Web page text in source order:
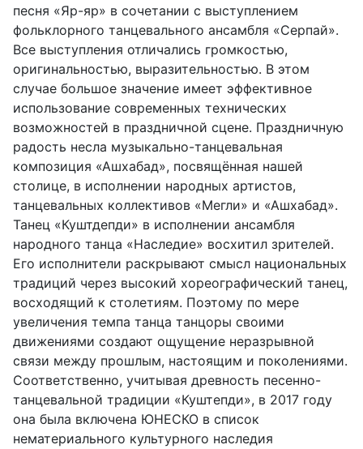
песня «Яр-яр» в сочетании с выступлением
фольклорного танцевального ансамбля «Серпай».
Все выступления отличались громкостью,
оригинальностью, выразительностью. В этом
случае большое значение имеет эффективное
использование современных технических
возможностей в праздничной сцене. Праздничную
радость несла музыкально-танцевальная
композиция «Ашхабад», посвящённая нашей
столице, в исполнении народных артистов,
танцевальных коллективов «Мегли» и «Ашхабад».
Танец «Куштдепди» в исполнении ансамбля
народного танца «Наследие» восхитил зрителей.
Его исполнители раскрывают смысл национальных
традиций через высокий хореографический танец,
восходящий к столетиям. Поэтому по мере
увеличения темпа танца танцоры своими
движениями создают ощущение неразрывной
связи между прошлым, настоящим и поколениями.
Соответственно, учитывая древность песенно-
танцевальной традиции «Куштепди», в 2017 году
она была включена ЮНЕСКО в список
нематериального культурного наследия